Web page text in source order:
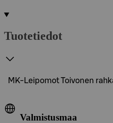
Tuotetiedot
MK-Leipomot Toivonen
Valmistusmaa